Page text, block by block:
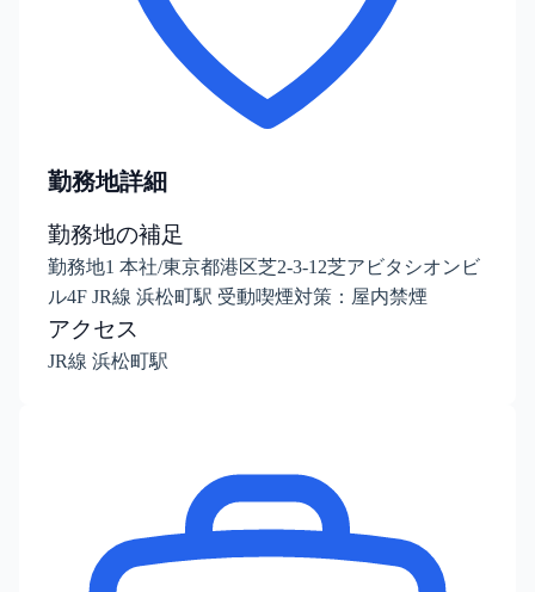
勤務地詳細
勤務地の補足
勤務地1 本社/東京都港区芝2-3-12芝アビタシオンビ
ル4F JR線 浜松町駅 受動喫煙対策：屋内禁煙
アクセス
JR線 浜松町駅